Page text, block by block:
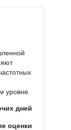
уровне.
дней
оценки